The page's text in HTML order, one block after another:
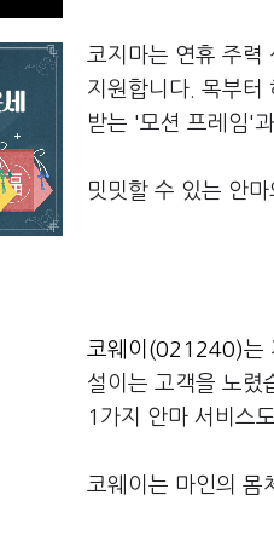
코지마는 연휴 주력
지원합니다. 목부터
받는 '모션 프레임'
밋밋할 수 있는 안
코웨이(021240)는
설이는 고객을 노렸
1가지 안마 서비스
코웨이는 마인의 몸